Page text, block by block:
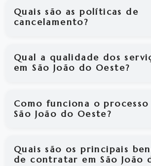
Quais são as políticas de
cancelamento?
Qual a qualidade dos
em São João do Oeste?
Como funciona o processo de
São João do Oeste?
Quais são os principais
de contratar em São